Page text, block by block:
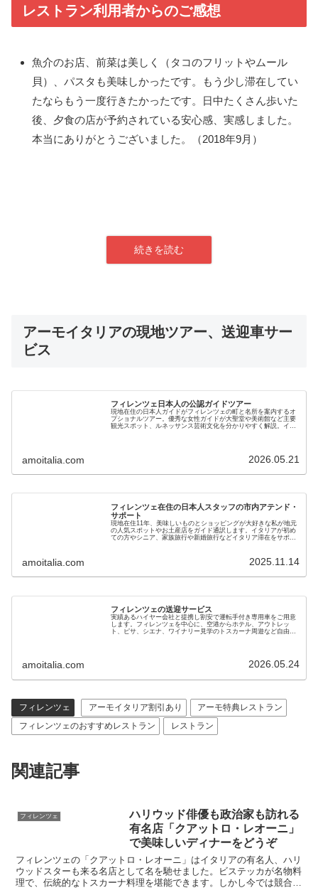
レストラン利用者からのご感想
魚介のお店、前菜は美しく（タコのフリットやムール
貝）、パスタも美味しかったです。もう少し滞在してい
たならもう一度行きたかったです。日中たくさん歩いた
後、夕食の店が予約されている安心感、実感しました。
本当にありがとうございました。（2018年9月）
アーモイタリアの現地ツアー、送迎車サー
ビス
フィレンツェ日本人の公認ガイドツアー
現地在住の日本人ガイドがフィレンツェの町と名所を案内するオ
プショナルツアー。優秀な女性ガイドが大聖堂や美術館など主要
観光スポット、ルネッサンス芸術文化を分かりやすく解説。イタ
amoitalia.com 2026.05.21
フィレンツェ在住の日本人スタッフの市内アテンド・
サポート
現地在住11年、美味しいものとショッピングが大好きな私が地元
の人気スポットやお土産店をガイド通訳します。イタリアが初め
ての方やシニア、家族旅行や新婚旅行などイタリア滞在をサポー
amoitalia.com 2025.11.14
フィレンツェの送迎サービス
実績あるハイヤー会社と提携し割安で運転手付き専用車をご用意
します。フィレンツェを中心に、空港からホテル、アウトレッ
ト、ピサ、シエナ、ワイナリー見学のトスカーナ周遊など自由に
amoitalia.com 2026.05.24
フィレンツェ アーモイタリア割引あり
アーモ特典レストラン
フィレンツェのおすすめレストラン
レストラン
関連記事
フィレンツェ
ハリウッド俳優も政治家も訪れる
有名店「クアットロ・レオーニ」
で美味しいディナーをどうぞ
フィレンツェの「クアットロ・レオーニ」はイタリアの有名人、ハリ
ウッドスターも来る名店として名を馳せました。ビステッカが名物料
理で、伝統的なトスカーナ料理を堪能できます。しかし今では競合店